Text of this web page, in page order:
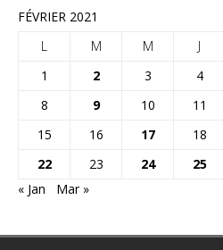
FÉVRIER 2021
L
M M J
1
2 3 4
8
9 10 11
15
16 17 18
22
23 24 25
« Jan
Mar »